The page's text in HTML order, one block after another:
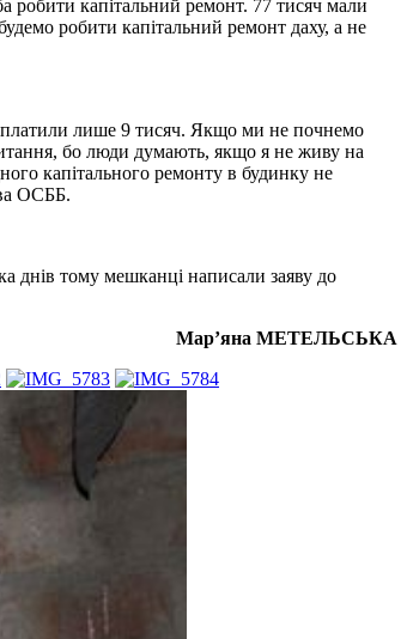
робити капітальний ремонт. 77 тисяч мали
робити капітальний ремонт даху, а не
лише 9 тисяч. Якщо ми не почнемо
бо люди думають, якщо я не живу на
капітального ремонту в будинку не
ОСББ.
днів тому мешканці написали заяву до
Мар’яна МЕТЕЛЬСЬКА